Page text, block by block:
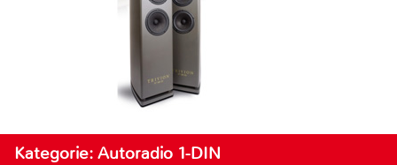
Kategorie: Autoradio 1-DIN